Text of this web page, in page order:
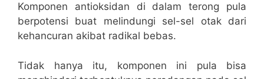
Komponen antioksidan di dalam terong pula
berpotensi buat melindungi sel-sel otak dari
kehancuran akibat radikal bebas.
Tidak hanya itu, komponen ini pula bisa